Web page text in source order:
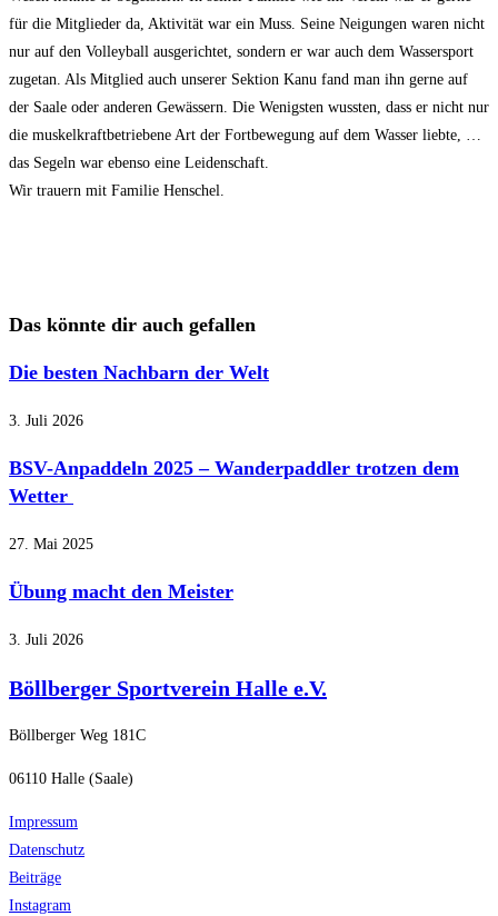
für die Mitglieder da, Aktivität war ein Muss. Seine Neigungen waren nicht
nur auf den Volleyball ausgerichtet, sondern er war auch dem Wassersport
zugetan. Als Mitglied auch unserer Sektion Kanu fand man ihn gerne auf
der Saale oder anderen Gewässern. Die Wenigsten wussten, dass er nicht nur
die muskelkraftbetriebene Art der Fortbewegung auf dem Wasser liebte, …
das Segeln war ebenso eine Leidenschaft.
Wir trauern mit Familie Henschel.
Das könnte dir auch gefallen
Die besten Nachbarn der Welt
3. Juli 2026
BSV-Anpaddeln 2025 – Wanderpaddler trotzen dem
Wetter
27. Mai 2025
Übung macht den Meister
3. Juli 2026
Böllberger Sportverein Halle e.V.
Böllberger Weg 181C
06110 Halle (Saale)
Impressum
Datenschutz
Beiträge
Instagram